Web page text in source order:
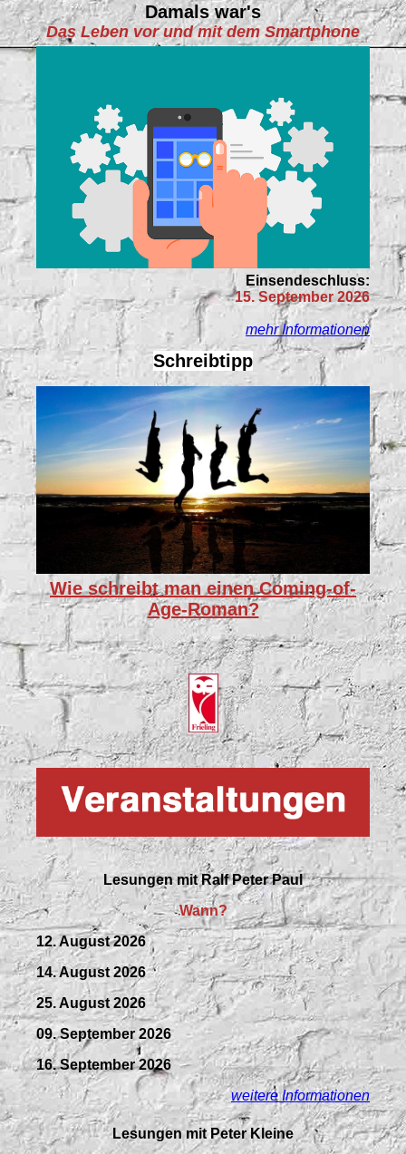
Damals war's
Das Leben vor und mit dem Smartphone
Einsendeschluss:
15. September 2026
mehr Informationen
Schreibtipp
Wie schreibt man einen Coming-of-
Age-Roman?
Lesungen mitRalf Peter Paul
Wann?
12. August 2026
14. August 2026
25. August 2026
09.September 2026
16. September 2026
weitere Informationen
Lesungen mit Peter Kleine